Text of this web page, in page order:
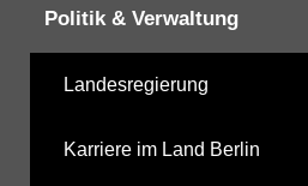
Politik & Verwaltung
Landesregierung
Karriere im Land Berlin